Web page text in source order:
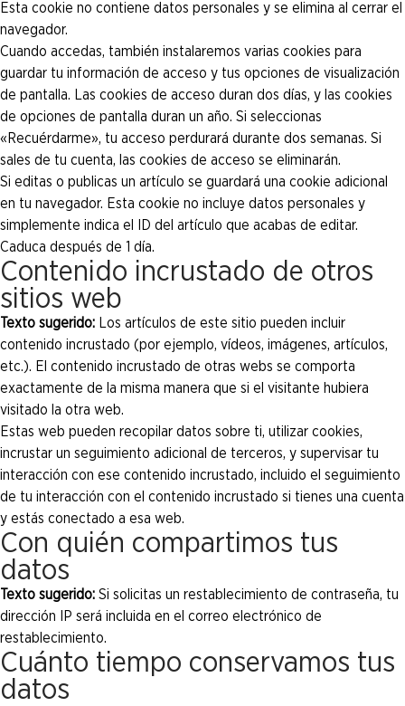
Esta cookie no contiene datos personales y se elimina al cerrar el
navegador.
Cuando accedas, también instalaremos varias cookies para
guardar tu información de acceso y tus opciones de visualización
de pantalla. Las cookies de acceso duran dos días, y las cookies
de opciones de pantalla duran un año. Si seleccionas
«Recuérdarme», tu acceso perdurará durante dos semanas. Si
sales de tu cuenta, las cookies de acceso se eliminarán.
Si editas o publicas un artículo se guardará una cookie adicional
en tu navegador. Esta cookie no incluye datos personales y
simplemente indica el ID del artículo que acabas de editar.
Caduca después de 1 día.
Contenido incrustado de otros
sitios web
Texto sugerido: Los artículos de este sitio pueden incluir
contenido incrustado (por ejemplo, vídeos, imágenes, artículos,
etc.). El contenido incrustado de otras webs se comporta
exactamente de la misma manera que si el visitante hubiera
visitado la otra web.
Estas web pueden recopilar datos sobre ti, utilizar cookies,
incrustar un seguimiento adicional de terceros, y supervisar tu
interacción con ese contenido incrustado, incluido el seguimiento
de tu interacción con el contenido incrustado si tienes una cuenta
y estás conectado a esa web.
Con quién compartimos tus
datos
Texto sugerido: Si solicitas un restablecimiento de contraseña, tu
dirección IP será incluida en el correo electrónico de
restablecimiento.
Cuánto tiempo conservamos tus
datos